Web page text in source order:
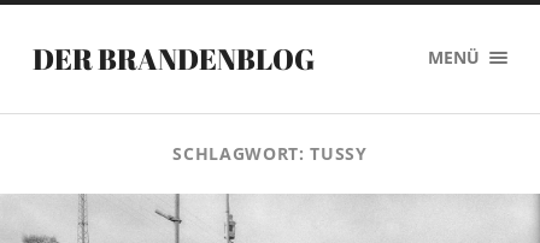
DER BRANDENBLOG MENÜ
SCHLAGWORT:TUSSY